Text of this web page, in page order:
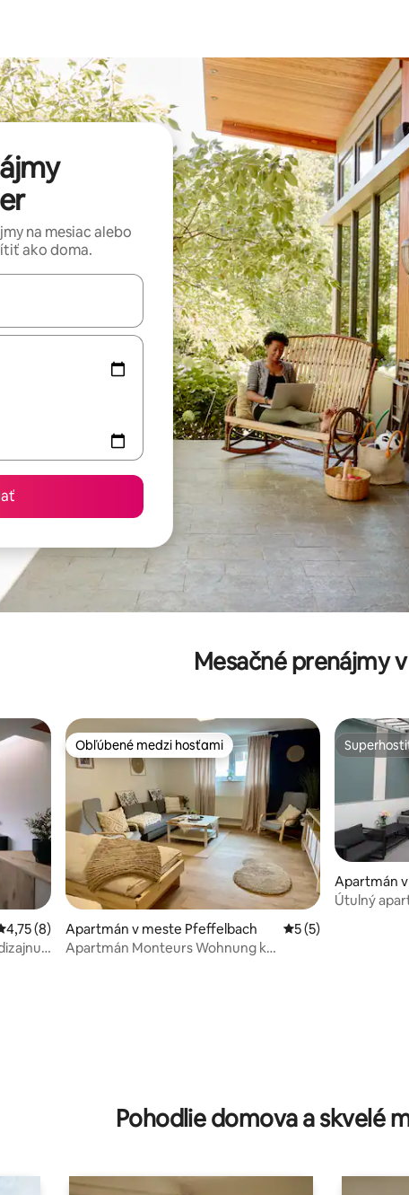
na mesiac alebo
ako doma.
môžete si ich prechádzať pomocou klávesov so šípkami nahor a
Mesačné prenájmy
ohodnotenie 4,75 z 5, počet hodnotení: 8
4,75 (8)
a
Obľúbené medzi hosťami
Obľúbené medzi hosťami
Apartmán v meste Pfeffelbach Priemerné
5 (5)
Apartmán Monteurs Wohnung k
Apartmán
Útulný
Pohodlie domova a skvelé